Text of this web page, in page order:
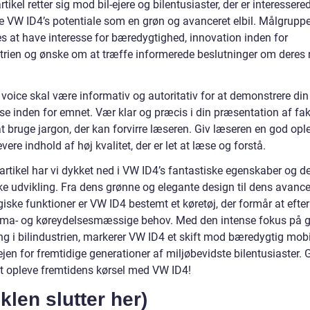
retter sig mod bil-ejere og bilentusiaster, der er
VW ID4’s potentiale som en grøn og avanceret elbil.
at have interesse for bæredygtighed, innovation inden for
og ønske om at træffe informerede beslutninger om
skal være informativ og autoritativ for at demonstrere din
inden for emnet. Vær klar og præcis i din præsentation af
bruge jargon, der kan forvirre læseren. Giv læseren en god
indhold af høj kvalitet, der er let at læse og forstå.
har vi dykket ned i VW ID4’s fantastiske egenskaber og
udvikling. Fra dens grønne og elegante design til dens
funktioner er VW ID4 bestemt et køretøj, der formår at
og køreydelsesmæssige behov. Med den intense fokus på
i bilindustrien, markerer VW ID4 et skift mod bæredygtig
for fremtidige generationer af miljøbevidste bilentusiaster.
opleve fremtidens kørsel med VW ID4!
slutter her)